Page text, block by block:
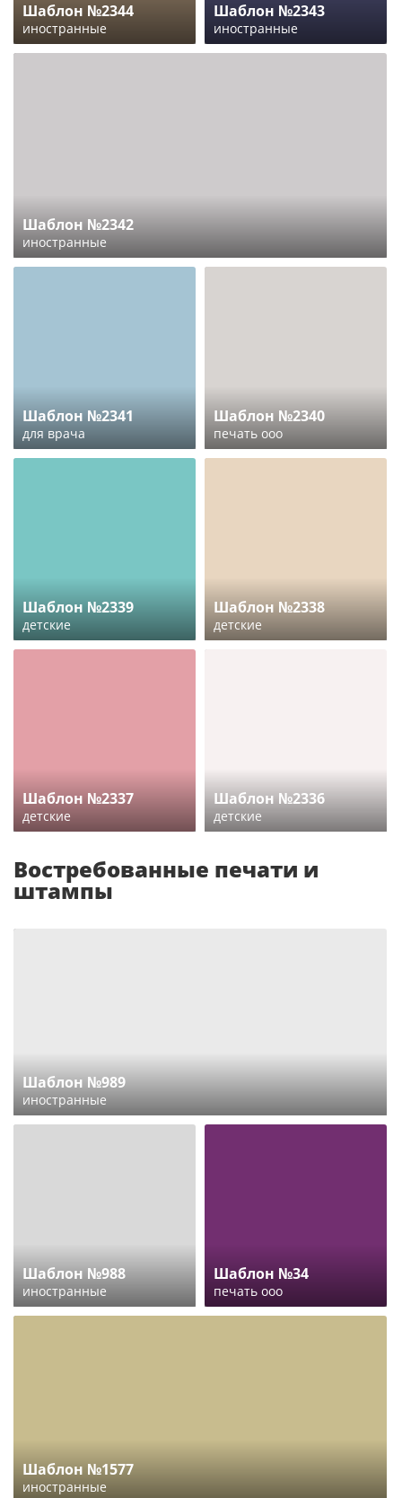
Шаблон №2344
иностранные
Шаблон №2343
иностранные
Шаблон №2342
иностранные
Шаблон №2341
для врача
Шаблон №2340
печать ооо
Шаблон №2339
детские
Шаблон №2338
детские
Шаблон №2337
детские
Шаблон №2336
детские
Востребованные печати и
штампы
Шаблон №989
иностранные
Шаблон №988
иностранные
Шаблон №34
печать ооо
Шаблон №1577
иностранные